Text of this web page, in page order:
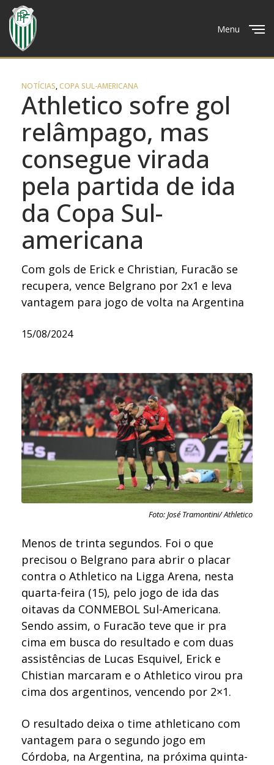
Menu
NOTÍCIAS,COPA SUL-AMERICANA
Athletico sofre gol
relâmpago, mas
consegue virada
pela partida de ida
da Copa Sul-
americana
Com gols de Erick e Christian, Furacão se
recupera, vence Belgrano por 2x1 e leva
vantagem para jogo de volta na Argentina
15/08/2024
Foto: José Tramontini/ Athletico
Menos de trinta segundos. Foi o que
precisou o Belgrano para abrir o placar
contra o Athletico na Ligga Arena, nesta
quarta-feira (15), pelo jogo de ida das
oitavas da CONMEBOL Sul-Americana.
Sendo assim, o Furacão teve que ir pra
cima em busca do resultado e com duas
assistências de Lucas Esquivel, Erick e
Chistian marcaram e o Athletico virou pra
cima dos argentinos, vencendo por 2×1.
O resultado deixa o time athleticano com
vantagem para o segundo jogo em
Córdoba, na Argentina, na próxima quinta-